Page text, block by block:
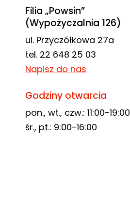
Filia „Powsin”
(Wypożyczalnia 126)
ul. Przyczółkowa 27a
tel. 22 648 25 03
Napisz do nas
Godziny otwarcia
pon., wt., czw.: 11:00-19:00
śr., pt.: 9:00-16:00